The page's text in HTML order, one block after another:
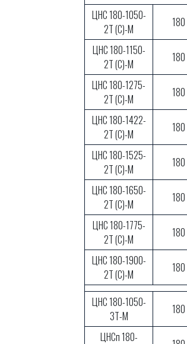
ЦНС 180-1050-
2Т (С)-М
180
ЦНС 180-1150-
2Т (С)-М
180
ЦНС 180-1275-
2Т (С)-М
180
ЦНС 180-1422-
2Т (С)-М
180
ЦНС 180-1525-
2Т (С)-М
180
ЦНС 180-1650-
2Т (С)-М
180
ЦНС 180-1775-
2Т (С)-М
180
ЦНС 180-1900-
2Т (С)-М
180
ЦНС 180-1050-
3Т-М
180
ЦНСп 180-